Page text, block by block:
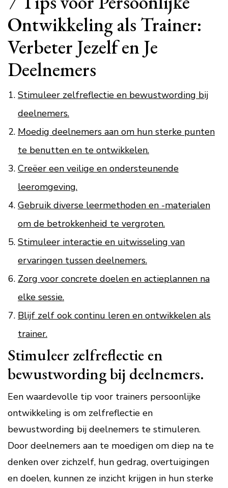
Ontwikkeling als Trainer:
Verbeter Jezelf en Je
Deelnemers
Stimuleer zelfreflectie en bewustwording bij
deelnemers.
Moedig deelnemers aan om hun sterke punten
te benutten en te ontwikkelen.
Creëer een veilige en ondersteunende
leeromgeving.
Gebruik diverse leermethoden en -materialen
om de betrokkenheid te vergroten.
Stimuleer interactie en uitwisseling van
ervaringen tussen deelnemers.
Zorg voor concrete doelen en actieplannen na
elke sessie.
Blijf zelf ook continu leren en ontwikkelen als
trainer.
Stimuleer zelfreflectie en
bewustwording bij deelnemers.
Een waardevolle tip voor trainers persoonlijke
ontwikkeling is om zelfreflectie en
bewustwording bij deelnemers te stimuleren.
Door deelnemers aan te moedigen om diep na te
denken over zichzelf, hun gedrag, overtuigingen
en doelen, kunnen ze inzicht krijgen in hun sterke